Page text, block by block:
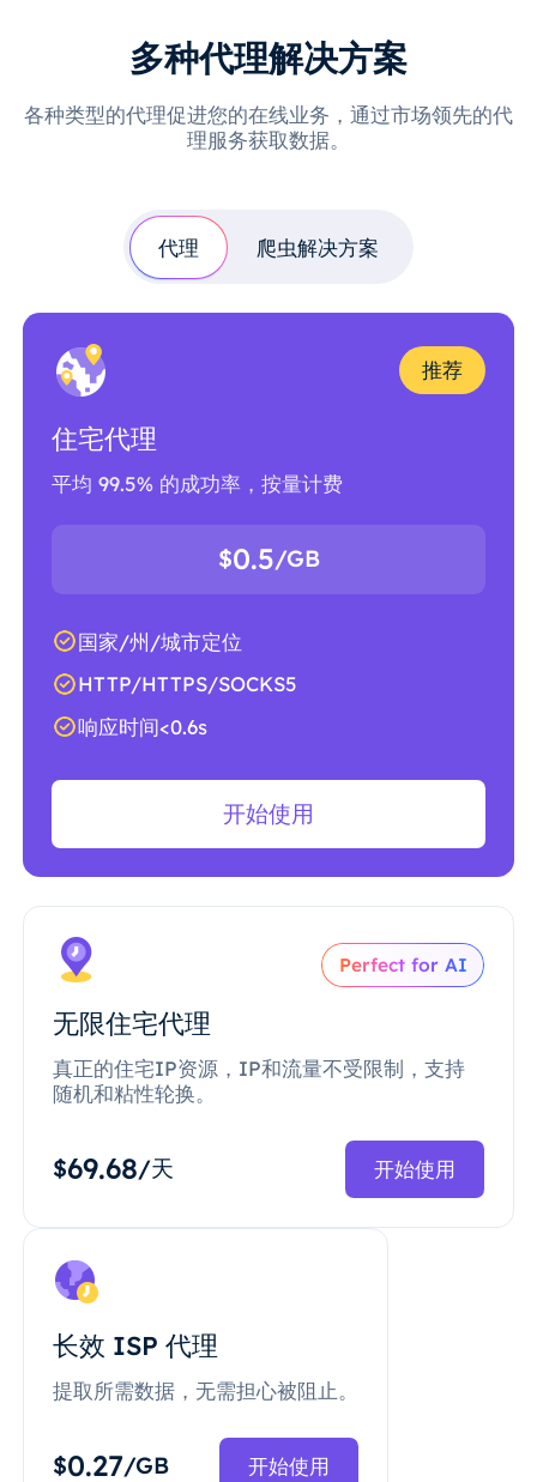
多种代理解决方案
各种类型的代理促进您的在线业务，通过市场领先的代
理服务获取数据。
代理 爬虫解决方案
推荐
住宅代理
平均 99.5% 的成功率，按量计费
$0.5/GB
国家/州/城市定位
HTTP/HTTPS/SOCKS5
响应时间<0.6s
开始使用
Perfect for AI
无限住宅代理
真正的住宅IP资源，IP和流量不受限制，支持
随机和粘性轮换。
$69.68/天 开始使用
长效 ISP 代理
提取所需数据，无需担心被阻止。
$0.27/GB 开始使用